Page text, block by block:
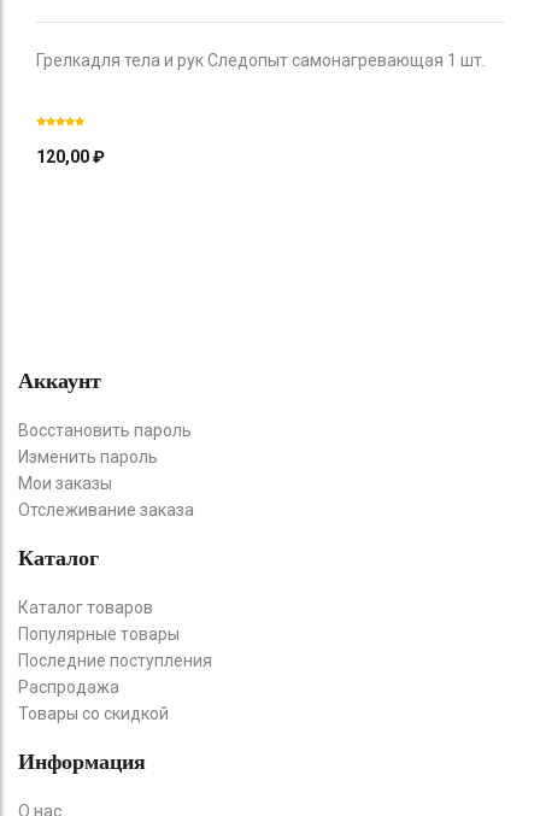
Грелкадля тела и рук Следопыт самонагревающая 1 шт.
120,00₽
Аккаунт
Восстановить пароль
Изменить пароль
Мои заказы
Отслеживание заказа
Каталог
Каталог товаров
Популярные товары
Последние поступления
Распродажа
Товары со скидкой
Информация
О нас